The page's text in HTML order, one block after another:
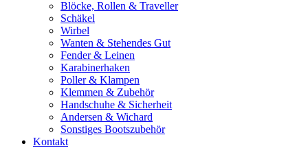
Blöcke, Rollen & Traveller
Schäkel
Wirbel
Wanten & Stehendes Gut
Fender & Leinen
Karabinerhaken
Poller & Klampen
Klemmen & Zubehör
Handschuhe & Sicherheit
Andersen & Wichard
Sonstiges Bootszubehör
Kontakt